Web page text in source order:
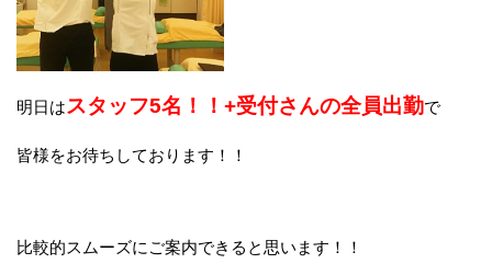
明日はスタッフ5名！！+受付さんの全員出勤で
皆様をお待ちしております！！
比較的スムーズにご案内できると思います！！